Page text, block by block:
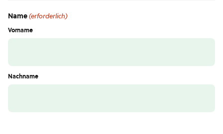
Name(erforderlich)
Vorname
Nachname